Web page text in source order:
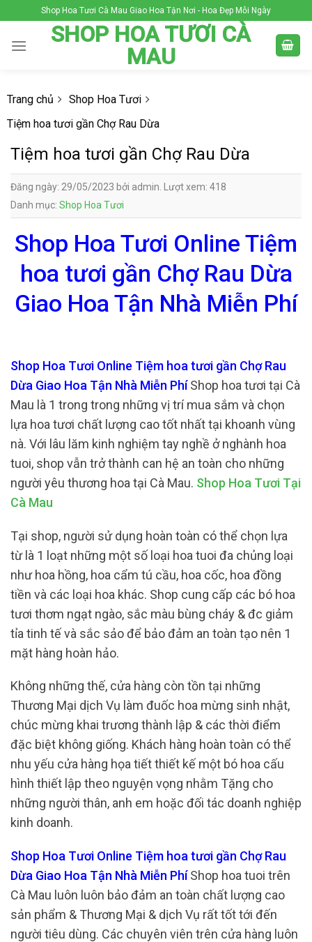
to
content
Shop Hoa Tươi Cà Mau Giao Hoa Tận Nơi - Hoa Đẹp Mỗi Ngày
SHOP HOA TƯƠI CÀ
MAU
Trang chủ
Shop Hoa Tươi
Tiệm hoa tươi gần Chợ Rau Dừa
Tiệm hoa tươi gần Chợ Rau Dừa
Đăng ngày: 29/05/2023 bởi admin. Lượt xem: 418
Danh mục: Shop Hoa Tươi
Shop Hoa Tươi Online Tiệm
hoa tươi gần Chợ Rau Dừa
Giao Hoa Tận Nhà Miễn Phí
Shop Hoa Tươi Online Tiệm hoa tươi gần Chợ Rau
Dừa Giao Hoa Tận Nhà Miễn PhíShop hoa tươi tại Cà
Mau là 1 trong trong những vị trí mua sắm và chọn
lựa hoa tươi chất lượng cao tốt nhất tại khoanh vùng
nà. Với lâu lăm kinh nghiệm tay nghề ở nghành hoa
tuoi, shop vẫn trở thành can hệ an toàn cho những
người yêu thương hoa tại Cà Mau. Shop Hoa Tươi Tại
Cà Mau
Tại shop, người sử dụng hoàn toàn có thể chọn lựa
từ là 1 loạt những một số loại hoa tuoi đa chủng loại
như hoa hồng, hoa cẩm tú cầu, hoa cốc, hoa đồng
tiền và các loại hoa khác. Shop cung cấp các bó hoa
tươi thơm ngạt ngào, sắc màu bùng cháy & đc giảm
tỉa tinh tế và sắc sảo để bảo đảm an toàn tạo nên 1
mặt hàng hoàn hảo.
Không những thế, cửa hàng còn tồn tại những
Thương Mại dịch Vụ làm đuốc hoa mừng sinh nhật,
chúc mừng khai trương thành lập & các thời điểm
đặc biệt không giống. Khách hàng hoàn toàn có thể
nhu yếu cửa hàng họa tiết thiết kế một bó hoa cấu
hình thiết lập theo nguyện vọng nhằm Tặng cho
những người thân, anh em hoặc đối tác doanh nghiệp
kinh doanh.
Shop Hoa Tươi Online Tiệm hoa tươi gần Chợ Rau
Dừa Giao Hoa Tận Nhà Miễn PhíShop hoa tuoi trên
Cà Mau luôn luôn bảo đảm an toàn chất lượng cao
sản phẩm & Thương Mại & dịch Vụ rất tốt tới đến
người tiêu dùng. Các chuyên viên trên cửa hàng luôn